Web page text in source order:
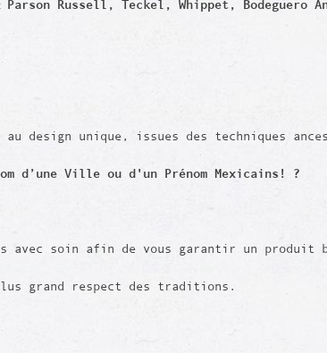
Russell, Teckel, Whippet,
design unique, issues des techniques
d’une Ville ou d'un Prénom Mexicains! ?
avec soin afin de vous garantir un produit
grand respect des traditions.